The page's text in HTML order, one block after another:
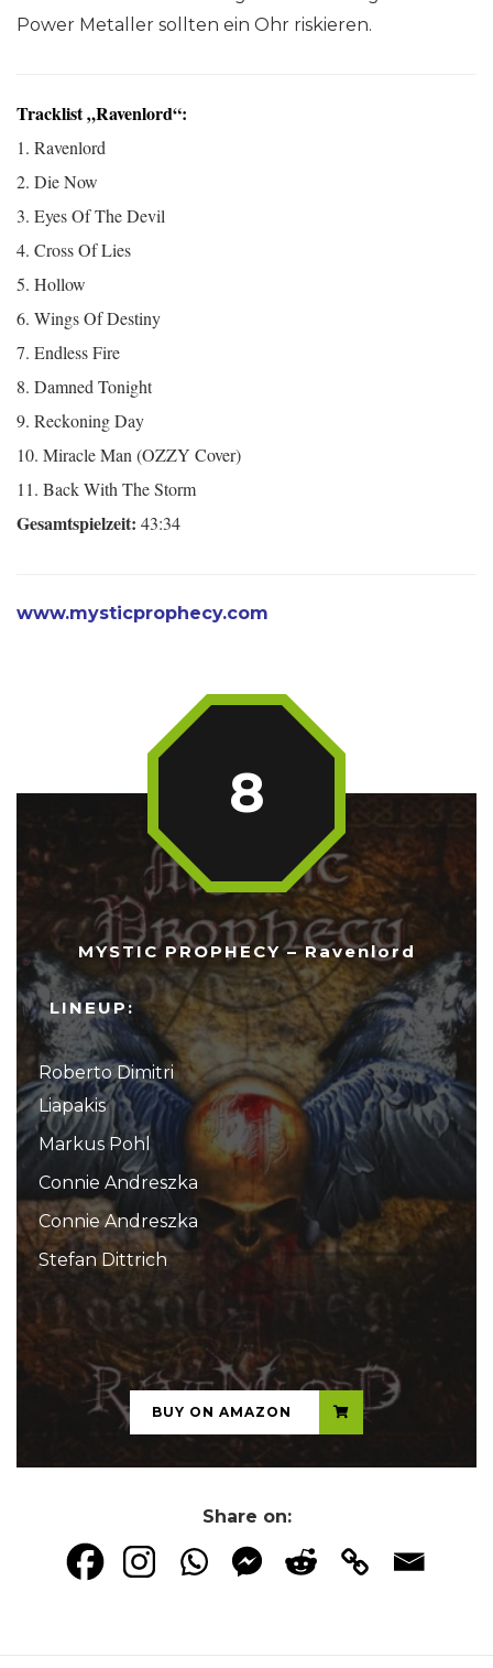
Power Metaller sollten ein Ohr riskieren.
Tracklist „Ravenlord“:
1. Ravenlord
2. Die Now
3. Eyes Of The Devil
4. Cross Of Lies
5. Hollow
6. Wings Of Destiny
7. Endless Fire
8. Damned Tonight
9. Reckoning Day
10. Miracle Man (OZZY Cover)
11. Back With The Storm
Gesamtspielzeit: 43:34
www.mysticprophecy.com
MYSTIC PROPHECY – Ravenlord
LINEUP:
Roberto Dimitri
Liapakis
Markus Pohl
Connie Andreszka
Connie Andreszka
Stefan Dittrich
8
...
BUY ON AMAZON
Share on: